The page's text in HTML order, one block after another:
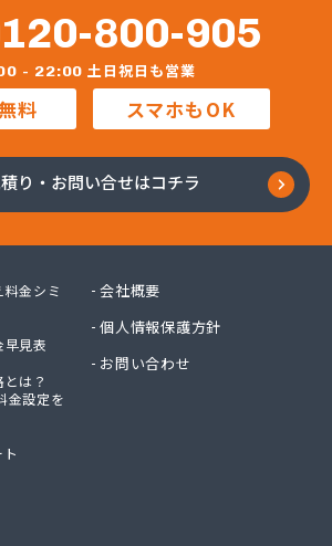
東日本株式会社 栃木支店 宇都宮
センター
社
限会社
社
ス協同組合
800-905
- 22:00 土日祝日も営業
料 スマホもOK
り・お問い合せはコチラ
金シミ
見表
は？
金設定を
会社概要
個人情報保護方針
お問い合わせ